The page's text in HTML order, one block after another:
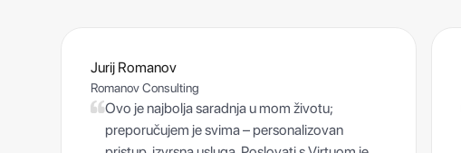
Jurij Romanov
Romanov Consulting
Ovo je najbolja saradnja u mom životu;
preporučujem je svima – personalizovan